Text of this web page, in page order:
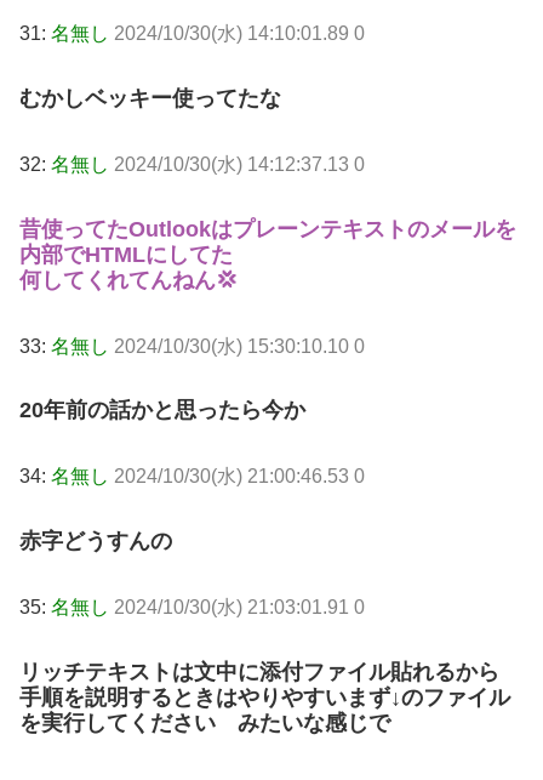
31: 名無し 2024/10/30(水) 14:10:01.89 0
むかしベッキー使ってたな
32: 名無し 2024/10/30(水) 14:12:37.13 0
昔使ってたOutlookはプレーンテキストのメールを
内部でHTMLにしてた
何してくれてんねん💢
33: 名無し 2024/10/30(水) 15:30:10.10 0
20年前の話かと思ったら今か
34: 名無し 2024/10/30(水) 21:00:46.53 0
赤字どうすんの
35: 名無し 2024/10/30(水) 21:03:01.91 0
リッチテキストは文中に添付ファイル貼れるから
手順を説明するときはやりやすいまず↓のファイル
を実行してください みたいな感じで